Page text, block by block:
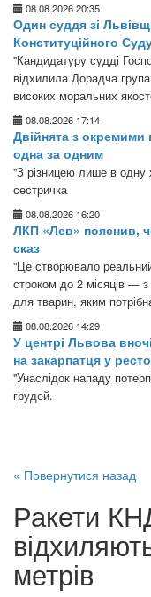
08.08.2026 20:35
Один суддя зі
Конституційного
"Кандидатуру судді
відхилила Дорадча група
високих моральних
08.08.2026 17:14
Двійнята з
одна за одним
"З різницею лише в одну
сестричка
08.08.2026 16:20
ЛКП «Лев» пояснив,
сказ
"Це створювало
строком до 2 місяців — з
для тварин, яким
08.08.2026 14:29
У центрі Львова
на закарпатця у
"Унаслідок нападу
грудей.
« Повернутися назад
Ракети
метрів